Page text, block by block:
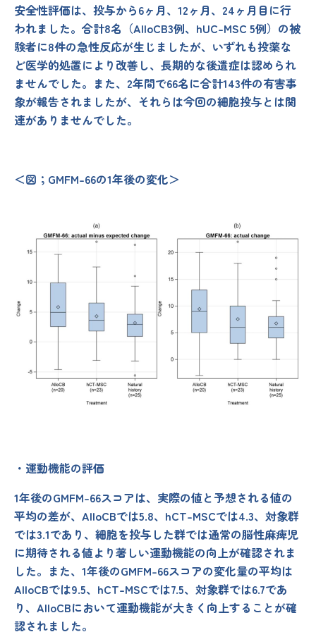
安全性評価は、投与から6ヶ月、12ヶ月、24ヶ月目に行
われました。合計8名（AlloCB3例、hUC-MSC 5例）の被
験者に8件の急性反応が生じましたが、いずれも投薬な
ど医学的処置により改善し、長期的な後遺症は認められ
ませんでした。また、2年間で66名に合計143件の有害事
象が報告されましたが、それらは今回の細胞投与とは関
連がありませんでした。
＜図；GMFM-66の1年後の変化＞
・運動機能の評価
1年後のGMFM-66スコアは、実際の値と予想される値の
平均の差が、AlloCBでは5.8、hCT-MSCでは4.3、対象群
では3.1であり、細胞を投与した群では通常の脳性麻痺児
に期待される値より著しい運動機能の向上が確認されま
した。また、1年後のGMFM-66スコアの変化量の平均は
AlloCBでは9.5、hCT-MSCでは7.5、対象群では6.7であ
り、AlloCBにおいて運動機能が大きく向上することが確
認されました。